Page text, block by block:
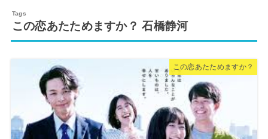
この恋あたためますか？ 石橋静河
この恋あたためますか？